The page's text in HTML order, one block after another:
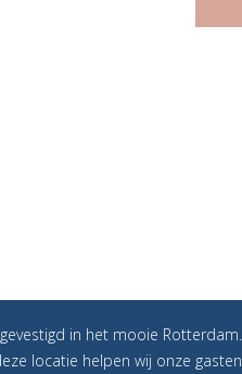
in het mooie Rotterdam.
locatie helpen wij onze gasten